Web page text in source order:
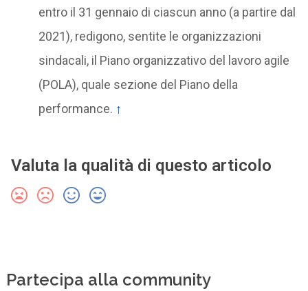
entro il 31 gennaio di ciascun anno (a partire dal
2021), redigono, sentite le organizzazioni
sindacali, il Piano organizzativo del lavoro agile
(POLA), quale sezione del Piano della
performance. ↑
Valuta la qualità di questo articolo
Partecipa alla community